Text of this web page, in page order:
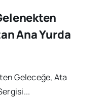
Ana Yurda
Geleceğe, Ata